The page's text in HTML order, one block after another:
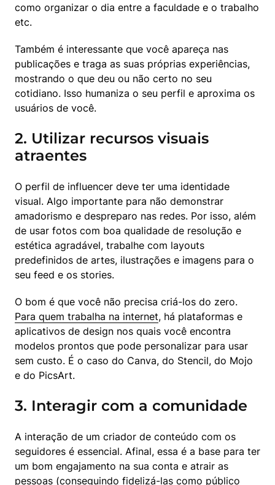
como organizar o dia entre a faculdade e o trabalho
etc.
Também é interessante que você apareça nas
publicações e traga as suas próprias experiências,
mostrando o que deu ou não certo no seu
cotidiano. Isso humaniza o seu perfil e aproxima os
usuários de você.
2. Utilizar recursos visuais
atraentes
O perfil de influencer deve ter uma identidade
visual. Algo importante para não demonstrar
amadorismo e despreparo nas redes. Por isso, além
de usar fotos com boa qualidade de resolução e
estética agradável, trabalhe com layouts
predefinidos de artes, ilustrações e imagens para o
seu feed e os stories.
Para quem trabalha na internet, há plataformas e
aplicativos de design nos quais você encontra
modelos prontos que pode personalizar para usar
sem custo. É o caso do Canva, do Stencil, do Mojo
e do PicsArt.
3. Interagir com a comunidade
A interação de um criador de conteúdo com os
seguidores é essencial. Afinal, essa é a base para ter
um bom engajamento na sua conta e atrair as
pessoas (conseguindo fidelizá-las como público